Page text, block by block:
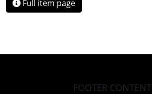
Full item page
FOOTER CONTENT